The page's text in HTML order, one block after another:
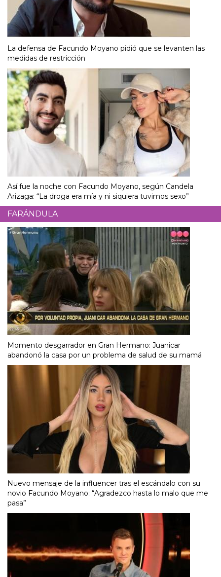
La defensa de Facundo Moyano pidió que se levanten las
medidas de restricción
Así fue la noche con Facundo Moyano, según Candela
Arizaga: “La droga era mía y ni siquiera tuvimos sexo”
FARÁNDULA
Momento desgarrador en Gran Hermano: Juanicar
abandonó la casa por un problema de salud de su mamá
Nuevo mensaje de la influencer tras el escándalo con su
novio Facundo Moyano: “Agradezco hasta lo malo que me
pasa”